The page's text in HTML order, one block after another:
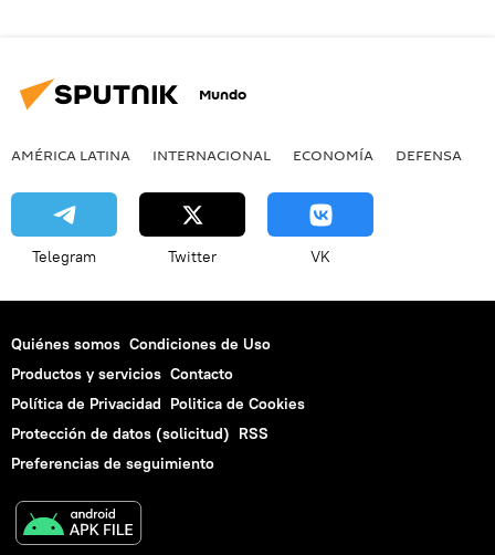
Mundo
AMÉRICA LATINA INTERNACIONAL ECONOMÍA DEFENSA
Telegram Twitter VK
Quiénes somos Condiciones de Uso
Productos y servicios Contacto
Política de Privacidad Politica de Cookies
Protección de datos (solicitud) RSS
Preferencias de seguimiento